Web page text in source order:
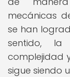
mecánicas
se han
sentido,
complejidad
sigue siendo